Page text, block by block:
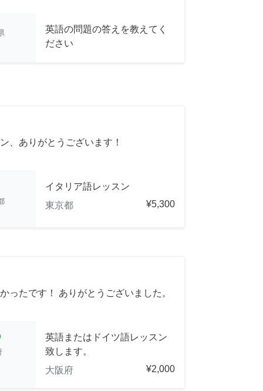
英語の問題の答えを教えてく
ださい
、ありがとうございます！
イタリア語レッスン
東京都
¥5,300
ったです！ ありがとうございました。
英語またはドイツ語レッスン
致します。
大阪府
¥2,000